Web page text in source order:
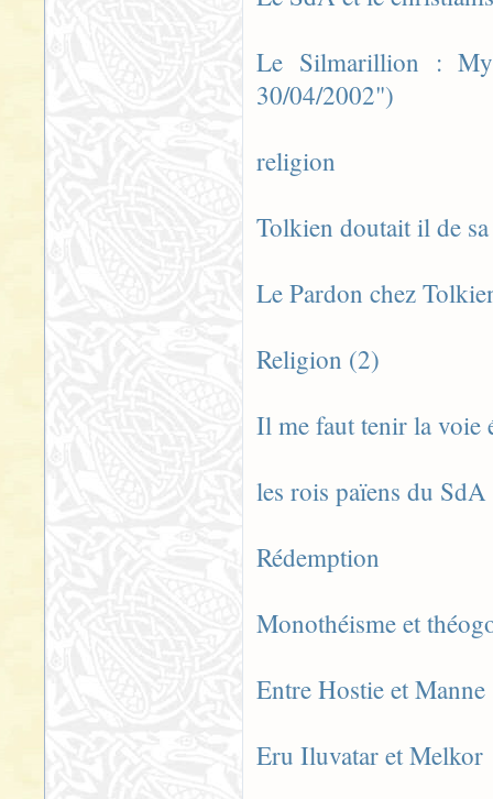
Le Silmarillion :
30/04/2002")
religion
Tolkien doutait il de
Le Pardon chez
Religion (2)
Il me faut tenir la voie
les rois païens du SdA
Rédemption
Monothéisme et
Entre Hostie et
Eru Iluvatar et Melkor